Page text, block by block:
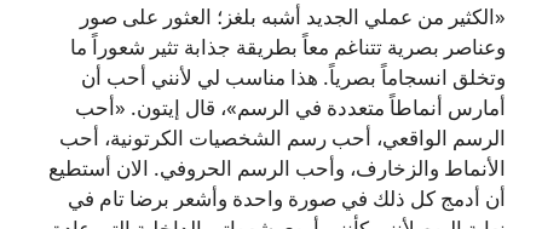
«الكثير من عملي الجديد أشبه بلغز؛ العثور على صور
وعناصر بصرية تتناغم معاً بطريقة جذابة تثير شعوراً ما
وتخلق انسجاماً بصرياً. هذا مناسب لي لأنني أحب أن
أمارس أنماطاً متعددة في الرسم»، قال إيتون. «أحب
الرسم الواقعي، أحب رسم الشخصيات الكرتونية، أحب
الأنماط والزخارف، وأحب الرسم الحروفي. الان أستطيع
أن أدمج كل ذلك في صورة واحدة وأشعر برضا تام في